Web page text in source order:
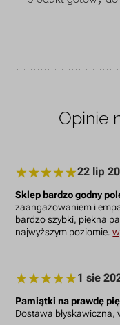
Opinie
22 lip
Sklep bardzo godny
zaangażowaniem i
bardzo szybki, piekna
najwyższym poziomie.
1 sie
Pamiątki na prawdę
Dostawa błyskawiczna,